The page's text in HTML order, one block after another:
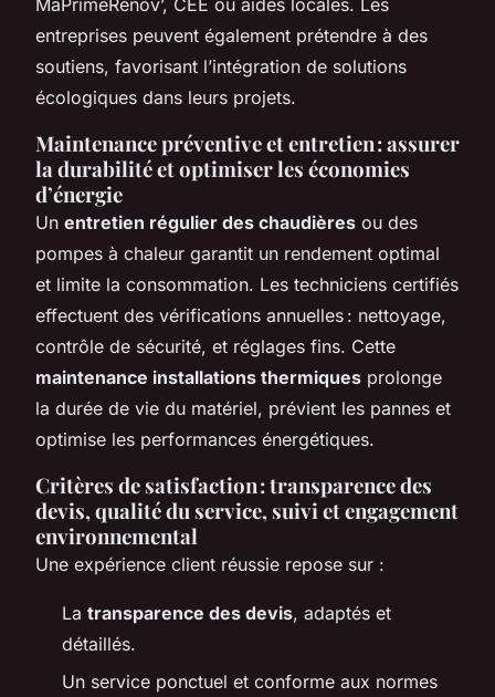
entreprises peuvent également prétendre à des
soutiens, favorisant l’intégration de solutions
écologiques dans leurs projets.
Maintenance préventive et entretien : assurer
la durabilité et optimiser les économies
d’énergie
Un entretien régulier des chaudières ou des
pompes à chaleur garantit un rendement optimal
et limite la consommation. Les techniciens certifiés
effectuent des vérifications annuelles : nettoyage,
contrôle de sécurité, et réglages fins. Cette
maintenance installations thermiques prolonge
la durée de vie du matériel, prévient les pannes et
optimise les performances énergétiques.
Critères de satisfaction : transparence des
devis, qualité du service, suivi et engagement
environnemental
Une expérience client réussie repose sur :
La transparence des devis, adaptés et
détaillés.
Un service ponctuel et conforme aux normes